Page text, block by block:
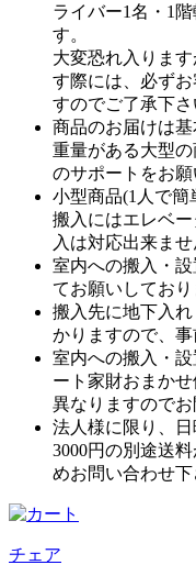
ライバー1名・1
す。
大変恐れ入りま
す際には、必ず
すのでご了承下さ
商品のお届けは
重量がある大型
のサポートをお願
小型商品(1人で
搬入にはエレベ
入は対応出来ま
室内への搬入・
てお願いしており
搬入先に地下入
かりますので、事
室内への搬入・
ート家財おまか
異なりますのでお
法人様に限り、
3000円の別途送
めお問い合わせ下
チェア